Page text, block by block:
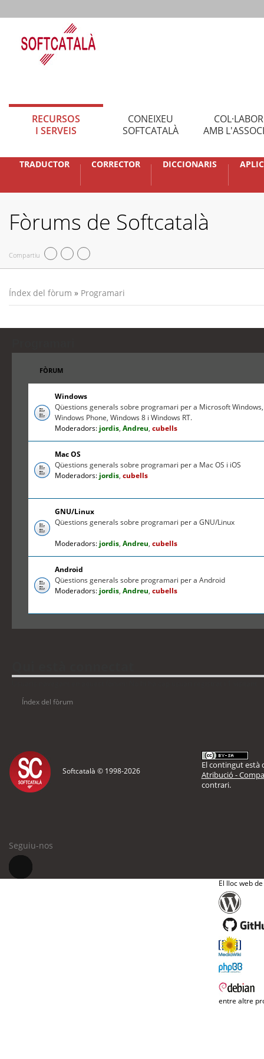
RECURSOS
I SERVEIS
CONEIXEU
SOFTCATALÀ
AMB
TRADUCTOR CORRECTOR DICCIONARIS
Fòrums de Softcatalà
Compartiu
Índex del fòrum » Programari
FÒRUM
Windows
Qüestions generals sobre programari per a Microsoft Windows,
Windows Phone, Windows 8 i Windows RT.
Moderadors: jordis,Andreu,cubells
Mac OS
Qüestions generals sobre programari per a Mac OS i iOS
Moderadors: jordis,cubells
GNU/Linux
Qüestions generals sobre programari per a GNU/Linux
Moderadors: jordis,Andreu,cubells
Android
Qüestions generals sobre programari per a Android
Moderadors: jordis,Andreu,cubells
Índex del fòrum
Softcatalà © 1998-2026
El contingut està
Atribució -
contrari.
Seguiu-nos
El lloc web
entre altre